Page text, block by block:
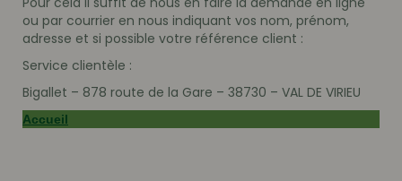
ou par courrier en nous indiquant vos nom, prénom,
adresse et si possible votre référence client :
Service clientèle :
Bigallet – 878 route de la Gare – 38730 – VAL DE VIRIEU
Accueil